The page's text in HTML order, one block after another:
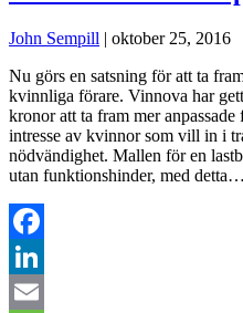
John Sempill | oktober 25, 2016
Nu görs en satsning för att ta
kvinnliga förare. Vinnova har
kronor att ta fram mer
intresse av kvinnor som vill in i
nödvändighet. Mallen för en
utan funktionshinder, med detta…
Facebook
LinkedIn